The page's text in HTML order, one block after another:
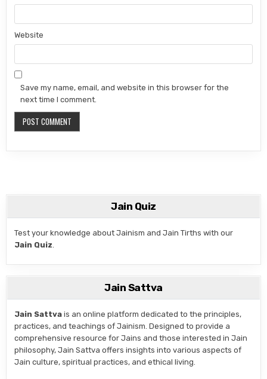
Website
Save my name, email, and website in this browser for the
next time I comment.
Jain Quiz
Test your knowledge about Jainism and Jain Tirths with our
Jain Quiz.
Jain Sattva
Jain Sattva is an online platform dedicated to the principles,
practices, and teachings of Jainism. Designed to provide a
comprehensive resource for Jains and those interested in Jain
philosophy, Jain Sattva offers insights into various aspects of
Jain culture, spiritual practices, and ethical living.